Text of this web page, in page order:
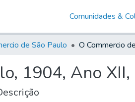
Comunidades &
de São Paulo
1904, Ano